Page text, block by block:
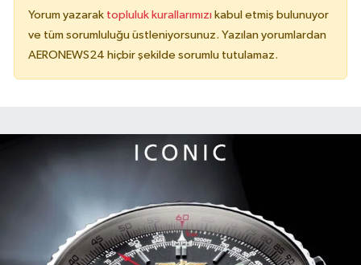
Yorum yazarak topluluk kurallarımızı kabul etmiş bulunuyor
ve tüm sorumluluğu üstleniyorsunuz. Yazılan yorumlardan
AERONEWS24 hiçbir şekilde sorumlu tutulamaz.